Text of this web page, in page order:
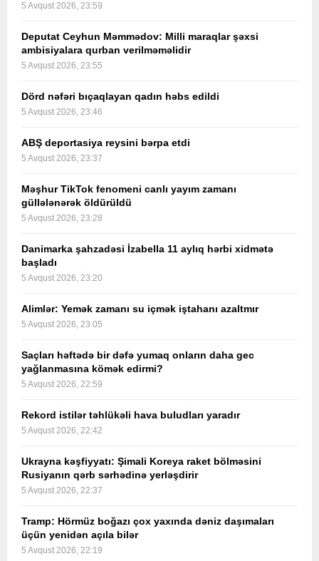
5 Avqust 2026, 23:59
Deputat Ceyhun Məmmədov: Milli maraqlar şəxsi
ambisiyalara qurban verilməməlidir
5 Avqust 2026, 23:55
Dörd nəfəri bıçaqlayan qadın həbs edildi
5 Avqust 2026, 23:46
ABŞ deportasiya reysini bərpa etdi
5 Avqust 2026, 23:37
Məşhur TikTok fenomeni canlı yayım zamanı
güllələnərək öldürüldü
5 Avqust 2026, 23:28
Danimarka şahzadəsi İzabella 11 aylıq hərbi xidmətə
başladı
5 Avqust 2026, 23:20
Alimlər: Yemək zamanı su içmək iştahanı azaltmır
5 Avqust 2026, 23:05
Saçları həftədə bir dəfə yumaq onların daha gec
yağlanmasına kömək edirmi?
5 Avqust 2026, 22:59
Rekord istilər təhlükəli hava buludları yaradır
5 Avqust 2026, 22:42
Ukrayna kəşfiyyatı: Şimali Koreya raket bölməsini
Rusiyanın qərb sərhədinə yerləşdirir
5 Avqust 2026, 22:37
Tramp: Hörmüz boğazı çox yaxında dəniz daşımaları
üçün yenidən açıla bilər
5 Avqust 2026, 22:19